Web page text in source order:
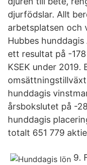
djurfödslar. Allt
arbetsplatsen och
Hubbes
ett resultat på -
KSEK under 2019.
hunddagis
årsbokslutet på -
hunddagis
totalt 651 779
9.